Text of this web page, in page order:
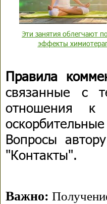
Эти занятия облегчают
эффекты
Правила
связанные с
отношения
Вопросы
"Контакты".
Важно: